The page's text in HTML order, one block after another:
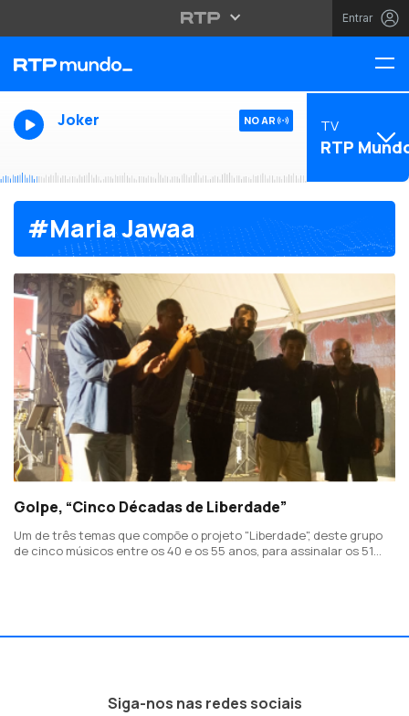
Entrar
Joker NO AR TV
RTP
#Maria Jawaa
Golpe, “Cinco Décadas de Liberdade”
Um de três temas que compõe o projeto "Liberdade", deste grupo
de cinco músicos entre os 40 e os 55 anos, para assinalar os 51
Siga-nos nas redes sociais